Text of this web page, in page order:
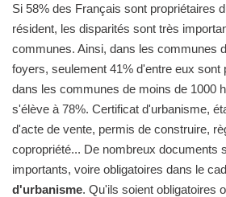
Si 58% des Français sont propriétaires
résident, les disparités sont très
communes. Ainsi, dans les communes
foyers, seulement 41% d'entre eux sont
dans les communes de moins de 1000
s'élève à 78%. Certificat d'urbanisme,
d'acte de vente, permis de construire,
copropriété... De nombreux documents
importants, voire obligatoires dans le
d'urbanisme. Qu'ils soient obligatoires